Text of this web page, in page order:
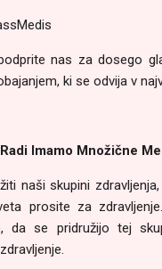
nas za dosego
ki se odvija v
Imamo Množične
naši skupini
prosite za
da se pridružijo tej